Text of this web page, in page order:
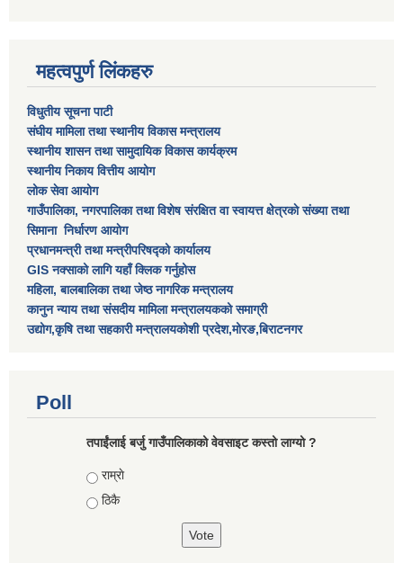
महत्वपुर्ण लिंकहरु
विधुतीय सूचना पाटी
संघीय मामिला तथा स्थानीय विकास मन्त्रालय
स्थानीय शासन तथा सामुदायिक विकास कार्यक्रम
स्थानीय निकाय वित्तीय आयोग
लोक सेवा आयोग
गाउँपालिका, नगरपालिका तथा विशेष स‌ंरक्षित वा स्वायत्त क्षेत्रकाे स‌ंख्या तथा
सिमाना निर्धारण आयाेग
प्रधानमन्त्री तथा मन्त्रीपरिषद्को कार्यालय
GIS नक्साको लागि यहाँ क्लिक गर्नुहोस
महिला, बालबालिका तथा जेष्ठ नागरिक मन्त्रालय
कानुन न्याय तथा संसदीय मामिला मन्त्रालयकको समाग्री
उद्योग,कृषि तथा सहकारी मन्त्रालयकोशी प्रदेश,मोरङ,बिराटनगर
Poll
तपाईंलाई बर्जु गाउँपालिकाको वेवसाइट कस्तो लाग्यो ?
Choices
राम्राे
ठिकै